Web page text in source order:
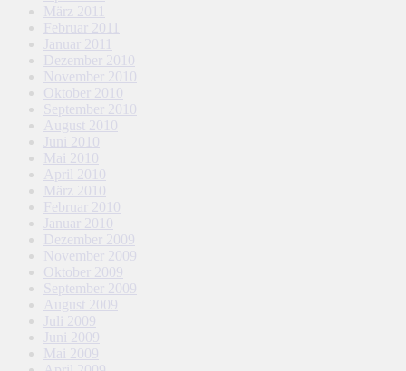
März 2011
Februar 2011
Januar 2011
Dezember 2010
November 2010
Oktober 2010
September 2010
August 2010
Juni 2010
Mai 2010
April 2010
März 2010
Februar 2010
Januar 2010
Dezember 2009
November 2009
Oktober 2009
September 2009
August 2009
Juli 2009
Juni 2009
Mai 2009